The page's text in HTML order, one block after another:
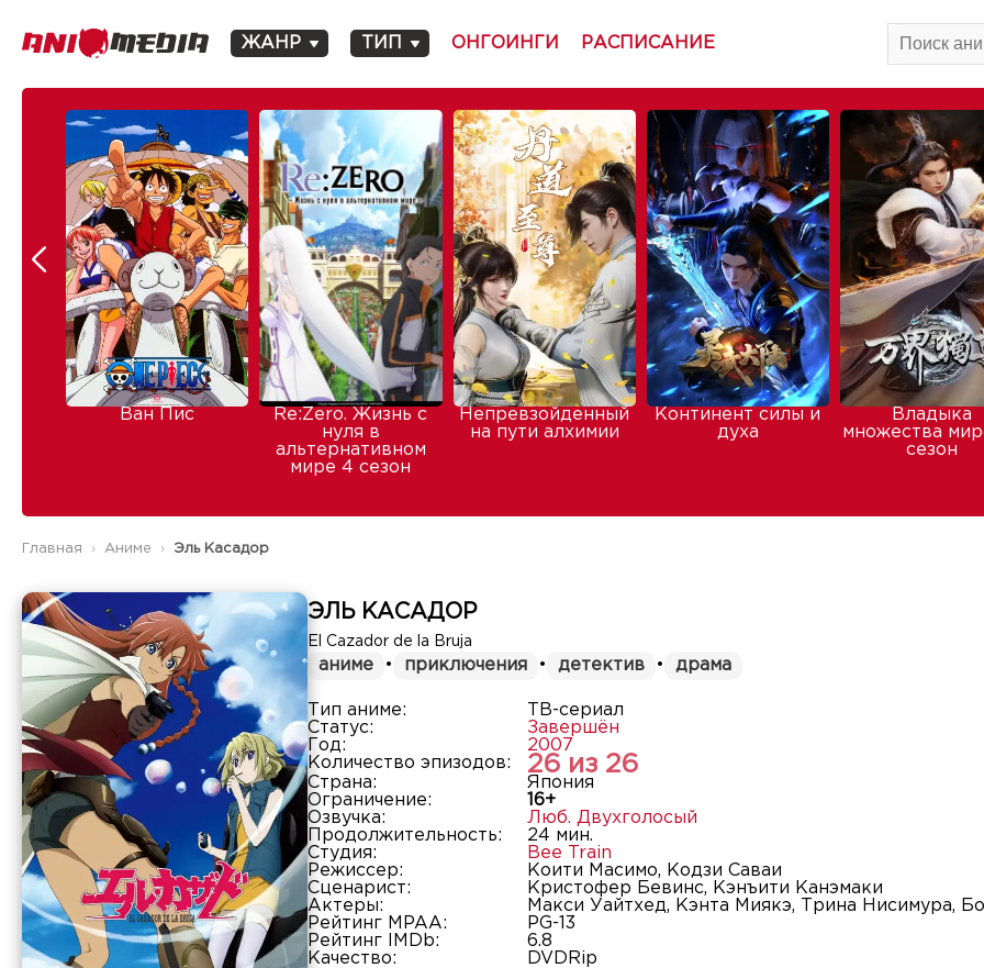
ЖАНР ТИП ОНГОИНГИ РАСПИСАНИЕ
Ван Пис
Re:Zero. Жизнь с
нуля в
альтернативном
мире 4 сезон
Непревзойденный
на пути алхимии
Континент силы и
духа
Владыка
множества
сезон
Главная Аниме Эль Касадор
ЭЛЬ КАСАДОР
El Cazador de la Bruja
аниме • приключения • детектив • драма
Тип аниме:
ТВ-сериал
Статус:
Завершён
Год:
2007
Количество эпизодов:
26 из 26
Страна:
Япония
Ограничение:
16+
Озвучка:
Люб. Двухголосый
Продолжительность:
24 мин.
Студия:
Bee Train
Режиссер:
Коити Масимо, Кодзи Саваи
Сценарист:
Кристофер Бевинс, Кэнъити Канэмаки
Актеры:
Макси Уайтхед, Кэнта Миякэ, Трина Нисимура,
Рейтинг MPAA:
PG-13
Рейтинг IMDb:
6.8
Качество:
DVDRip